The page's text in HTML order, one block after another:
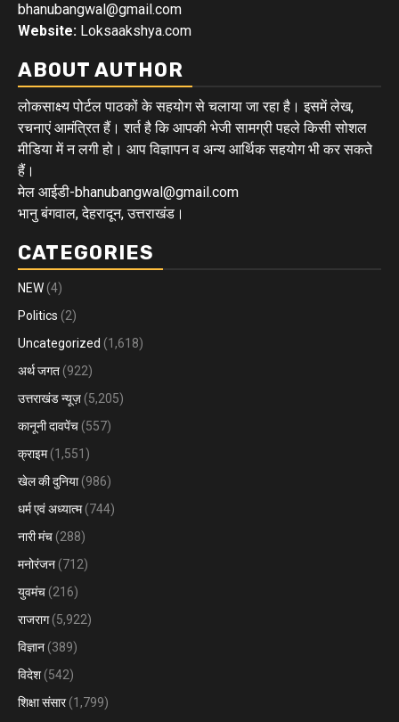
bhanubangwal@gmail.com
Website: Loksaakshya.com
ABOUT AUTHOR
लोकसाक्ष्य पोर्टल पाठकों के सहयोग से चलाया जा रहा है। इसमें लेख,
रचनाएं आमंत्रित हैं। शर्त है कि आपकी भेजी सामग्री पहले किसी सोशल
मीडिया में न लगी हो। आप विज्ञापन व अन्य आर्थिक सहयोग भी कर सकते
हैं।
मेल आईडी-bhanubangwal@gmail.com
भानु बंगवाल, देहरादून, उत्तराखंड।
CATEGORIES
NEW (4)
Politics (2)
Uncategorized (1,618)
अर्थ जगत (922)
उत्तराखंड न्यूज़ (5,205)
कानूनी दावपेंच (557)
क्राइम(1,551)
खेल की दुनिया(986)
धर्म एवं अध्यात्म(744)
नारी मंच (288)
मनोरंजन (712)
युवमंच (216)
राजराग(5,922)
विज्ञान (389)
विदेश (542)
शिक्षा संसार(1,799)